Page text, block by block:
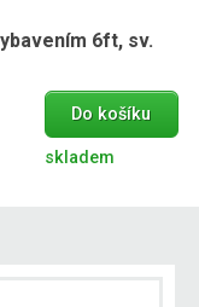
6ft, sv.
Do košíku
skladem